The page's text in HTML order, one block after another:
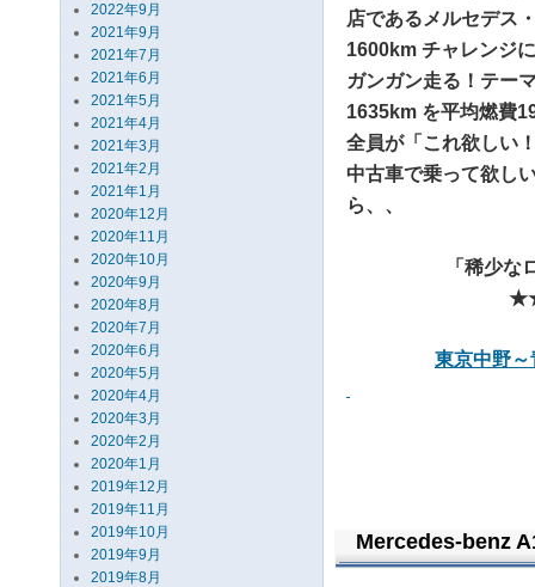
2022年9月
2021年9月
2021年7月
2021年6月
2021年5月
2021年4月
2021年3月
2021年2月
2021年1月
2020年12月
2020年11月
2020年10月
2020年9月
2020年8月
2020年7月
2020年6月
2020年5月
2020年4月
2020年3月
2020年2月
2020年1月
2019年12月
2019年11月
2019年10月
2019年9月
2019年8月
店であるメルセデス
1600km チャレンジ
ガンガン走る！テー
1635km を平均燃費
全員が「これ欲しい
中古車で乗って欲し
ら、、
「稀少な
東京中野～
Mercedes-benz